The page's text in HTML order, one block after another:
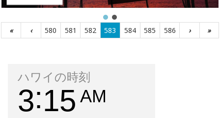
« ‹ 580 581 582 583 584 585 586 › »
ハワイの時刻
3 15 AM